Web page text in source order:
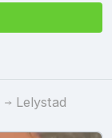
Lelystad